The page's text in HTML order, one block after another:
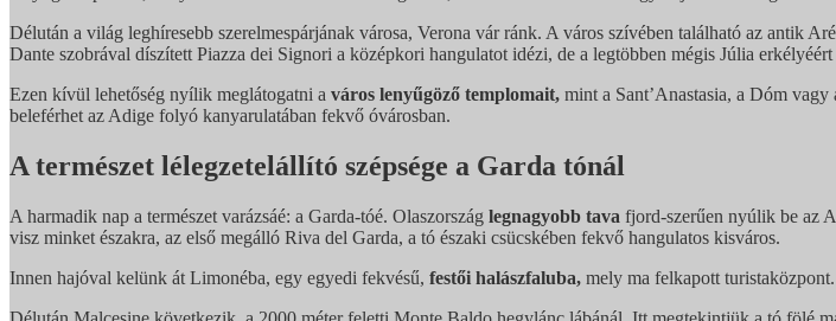
Délután a világ leghíresebb szerelmespárjának városa, Verona vár ránk. A város szívében található az antik
Dante szobrával díszített Piazza dei Signori a középkori hangulatot idézi, de a legtöbben mégis Júlia
Ezen kívül lehetőség nyílik meglátogatni a város lenyűgöző templomait, mint a Sant’Anastasia, a Dóm
beleférhet az Adige folyó kanyarulatában fekvő óvárosban.
A természet lélegzetelállító szépsége a Garda tónál
A harmadik nap a természet varázsáé: a Garda-tóé. Olaszország legnagyobb tava fjord-szerűen nyúlik be az
visz minket északra, az első megálló Riva del Garda, a tó északi csücskében fekvő hangulatos kisváros.
Innen hajóval kelünk át Limonéba, egy egyedi fekvésű, festői halászfaluba, mely ma felkapott